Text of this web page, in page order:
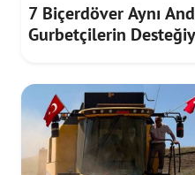
7 Biçerdöver Aynı
Gurbetçilerin